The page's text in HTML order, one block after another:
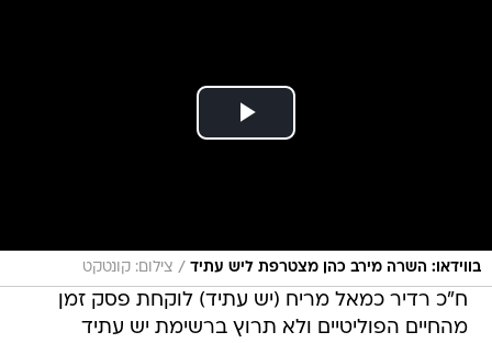
בווידאו: השרה מירב כהן מצטרפת ליש עתיד / צילום: קונטקט
ח"כ רדיר כמאל מריח (יש עתיד) לוקחת פסק זמן
מהחיים הפוליטיים ולא תרוץ ברשימת יש עתיד